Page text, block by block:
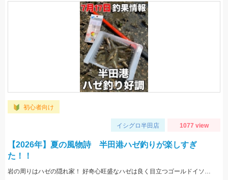
初心者向け
イシグロ半田店 1077 view
【2026年】夏の風物詩 半田港ハゼ釣りが楽しすぎ
た！！
岩の周りはハゼの隠れ家！ 好奇心旺盛なハゼは良く目立つゴールドイソメが吉！